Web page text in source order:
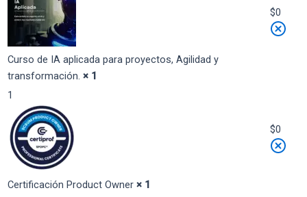
Curso de IA aplicada para proyectos, Agilidad y
transformación. × 1
$0
1
Certificación Product Owner × 1
$0